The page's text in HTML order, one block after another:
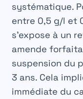
systématique.
entre 0,5 g/l et
s’expose à un
amende
suspension du
3 ans. Cela
immédiate du